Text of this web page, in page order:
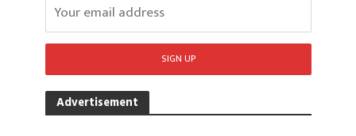
Advertisement